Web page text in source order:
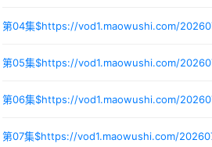
第04集$https://vod1.maowushi.com/
第05集$https://vod1.maowushi.com/
第06集$https://vod1.maowushi.com/
第07集$https://vod1.maowushi.com/